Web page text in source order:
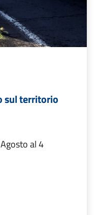
sul territorio
al 4